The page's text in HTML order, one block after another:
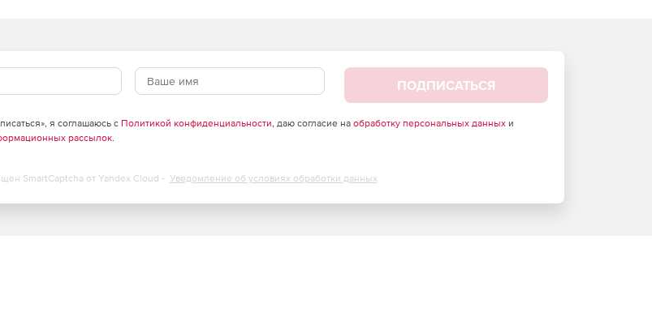
ПОДПИСАТЬСЯ
я соглашаюсь с Политикой конфиденциальности, даю согласие на обработку персональных данныхи
рассылок.
SmartCaptcha от Yandex Cloud - Уведомление об условиях обработки данных